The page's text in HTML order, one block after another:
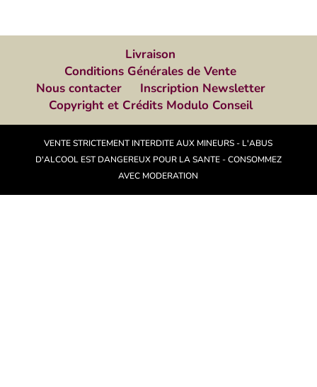
Livraison
Conditions Générales de Vente
Nous contacter
Inscription Newsletter
Copyright et Crédits Modulo Conseil
VENTE STRICTEMENT INTERDITE AUX MINEURS - L'ABUS
D'ALCOOL EST DANGEREUX POUR LA SANTE - CONSOMMEZ
AVEC MODERATION